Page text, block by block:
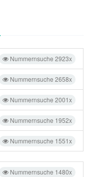
Nummernsuche 2923x
Nummernsuche 2658x
Nummernsuche 2001x
Nummernsuche 1952x
Nummernsuche 1551x
Nummernsuche 1480x